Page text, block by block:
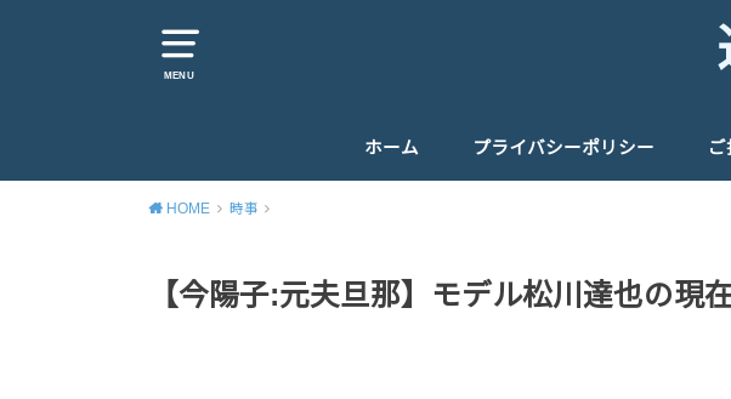
MENU
ホーム プライバシーポリシー ご
HOME 時事
【今陽子:元夫旦那】モデル松川達也の現